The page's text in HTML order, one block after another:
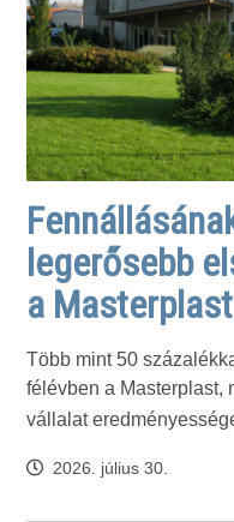
legerősebb
a Masterplast
Több mint 50
félévben a Masterplast,
vállalat
2026. július 30.